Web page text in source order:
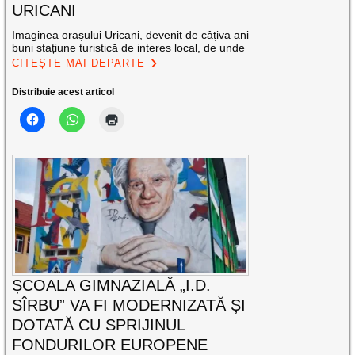
URICANI
Imaginea orașului Uricani, devenit de câțiva ani
buni stațiune turistică de interes local, de unde
CITEȘTE MAI DEPARTE
Distribuie acest articol
ȘCOALA GIMNAZIALĂ „I.D.
SÎRBU” VA FI MODERNIZATĂ ȘI
DOTATĂ CU SPRIJINUL
FONDURILOR EUROPENE